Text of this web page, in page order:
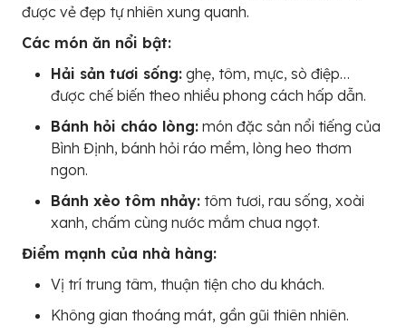
được vẻ đẹp tự nhiên xung quanh.
Các món ăn nổi bật:
Hải sản tươi sống: ghẹ, tôm, mực, sò điệp…
được chế biến theo nhiều phong cách hấp dẫn.
Bánh hỏi cháo lòng: món đặc sản nổi tiếng của
Bình Định, bánh hỏi ráo mềm, lòng heo thơm
ngon.
Bánh xèo tôm nhảy: tôm tươi, rau sống, xoài
xanh, chấm cùng nước mắm chua ngọt.
Điểm mạnh của nhà hàng:
Vị trí trung tâm, thuận tiện cho du khách.
Không gian thoáng mát, gần gũi thiên nhiên.